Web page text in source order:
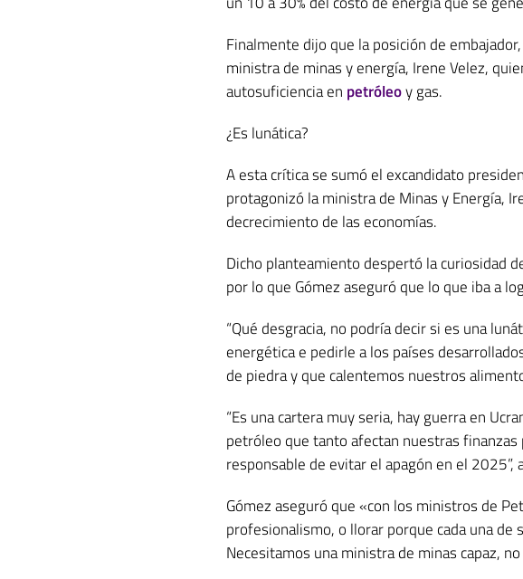
Finalmente dijo que la posición de
ministra de minas y energía, Irene Velez,
autosuficiencia en petróleoy gas.
¿Es lunática?
A esta crítica se sumó el excandidato
protagonizó la ministra de Minas y Energía,
decrecimiento de las economías.
Dicho planteamiento despertó la curiosidad
por lo que Gómez aseguró que lo que iba a
“Qué desgracia, no podría decir si es una
energética e pedirle a los países
de piedra y que calentemos nuestros
“Es una cartera muy seria, hay guerra en
petróleo que tanto afectan nuestras finanzas
responsable de evitar el apagón en el 2025”,
Gómez aseguró que «con los ministros de
profesionalismo, o llorar porque cada una de
Necesitamos una ministra de minas capaz,